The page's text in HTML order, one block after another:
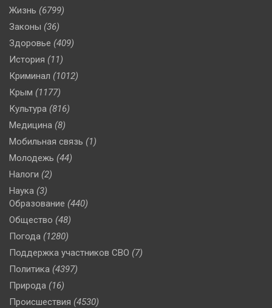
Жизнь (6799)
Законы (36)
Здоровье (409)
История (11)
Криминал (1012)
Крым (1177)
Культура (816)
Медицина (8)
Мобильная связь (1)
Молодежь (44)
Налоги (2)
Наука (3)
Образование (440)
Общество (48)
Погода (1280)
Поддержка участников СВО (7)
Политика (4397)
Природа (16)
Происшествия (4530)